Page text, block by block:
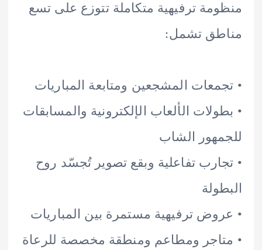
ترفيهية متكاملة تتوزع على تسع
تشمل:
المشجعين ومتابعة المباريات
الألعاب الإلكترونية والمسابقات
الشاب
تفاعلية وبقع تصوير تُجسّد روح
ترفيهية مستمرة بين المباريات
ومطاعم ومنطقة مخصصة للرعاة